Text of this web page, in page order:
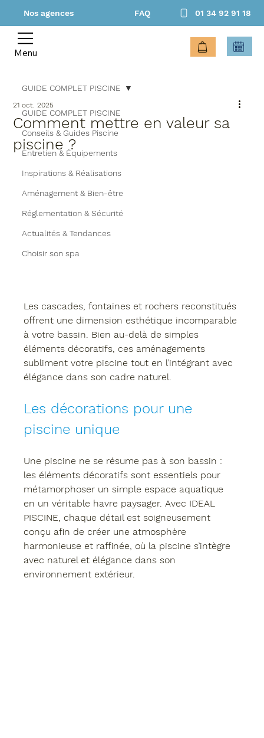
Nos agences FAQ 01 34 92 91 18
Menu
GUIDE COMPLET PISCINE
Conseils & Guides Piscine
Entretien & Équipements
Inspirations & Réalisations
Aménagement & Bien-être
Réglementation & Sécurité
Actualités & Tendances
Choisir son spa
GUIDE COMPLET PISCINE
Comment mettre en valeur sa
piscine ?
21 oct. 2025
Les cascades, fontaines et rochers reconstitués
offrent une dimension esthétique incomparable
à votre bassin. Bien au-delà de simples
éléments décoratifs, ces aménagements
subliment votre piscine tout en l’intégrant avec
élégance dans son cadre naturel.
Les décorations pour une
piscine unique
Une piscine ne se résume pas à son bassin :
les éléments décoratifs sont essentiels pour
métamorphoser un simple espace aquatique
en un véritable havre paysager. Avec IDEAL
PISCINE , chaque détail est soigneusement
conçu afin de créer une atmosphère
harmonieuse et raffinée, où la piscine s’intègre
avec naturel et élégance dans son
environnement extérieur.